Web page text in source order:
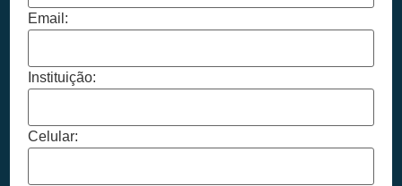
Email:
Instituição:
Celular: